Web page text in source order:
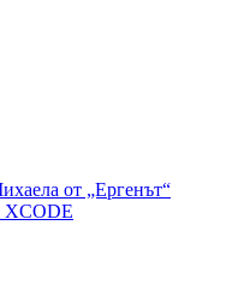
от „Ергенът“
XCODE